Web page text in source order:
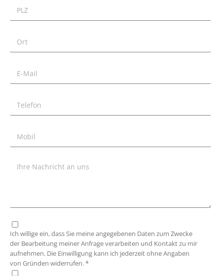
Ich willige ein, dass Sie meine angegebenen Daten zum Zwecke
der Bearbeitung meiner Anfrage verarbeiten und Kontakt zu mir
aufnehmen. Die Einwilligung kann ich jederzeit ohne Angaben
von Gründen widerrufen. *